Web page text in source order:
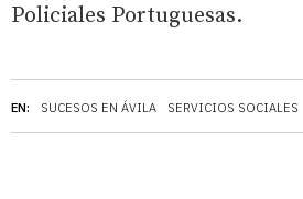
EN: SUCESOS EN ÁVILA SERVICIOS SOCIALES
Policiales Portuguesas.